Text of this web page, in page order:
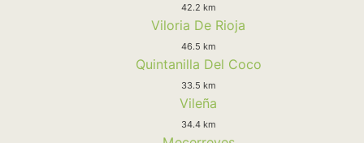
42.2 km
Viloria De Rioja
46.5 km
Quintanilla Del Coco
33.5 km
Vileña
34.4 km